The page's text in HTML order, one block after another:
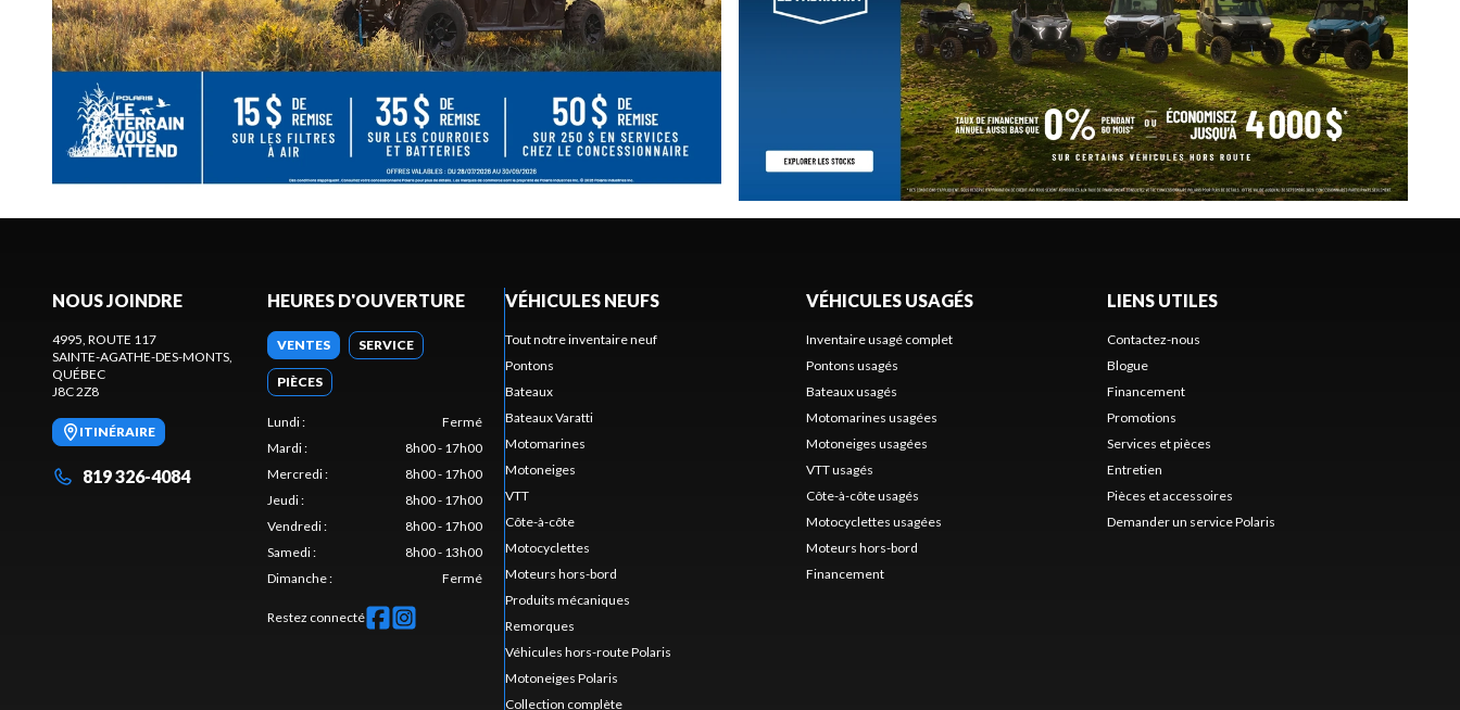
NOUS JOINDRE
4995, ROUTE 117
SAINTE-AGATHE-DES-MONTS
QUÉBEC
J8C 2Z8
ITINÉRAIRE
819 326-4084
HEURES D'OUVERTURE
VENTES SERVICE
PIÈCES
Lundi:
Fermé
Mardi:
8h00 - 17h00
Mercredi:
8h00 - 17h00
Jeudi:
8h00 - 17h00
Vendredi:
8h00 - 17h00
Samedi:
8h00 - 13h00
Dimanche: Fermé
Restez connecté
VÉHICULES NEUFS
Tout notre inventaire neuf
Pontons
Bateaux
Bateaux Varatti
Motomarines
Motoneiges
VTT
Côte-à-côte
Motocyclettes
Moteurs hors-bord
Produits mécaniques
Remorques
Véhicules hors-route Polaris
Motoneiges Polaris
Collection complète
VÉHICULES USAGÉS
Inventaire usagé complet
Pontons usagés
Bateaux usagés
Motomarines usagées
Motoneiges usagées
VTT usagés
Côte-à-côte usagés
Motocyclettes usagées
Moteurs hors-bord
Financement
LIENS UTILES
Contactez-nous
Blogue
Financement
Promotions
Services et pièces
Entretien
Pièces et accessoires
Demander un service Polaris